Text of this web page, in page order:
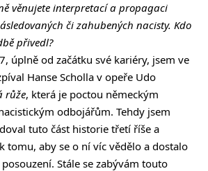
věnujete interpretací a propagaci
či zahubených nacisty. Kdo
přivedl?
úplně od začátku své kariéry, jsem ve
Hanse Scholla v opeře Udo
růže, která je poctou německým
odbojářům. Tehdy jsem
tuto část historie třetí říše a
tomu, aby se o ní víc vědělo a dostalo
Stále se zabývám touto